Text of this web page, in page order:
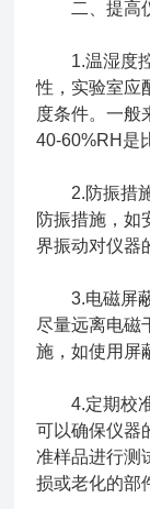
二、提高仪
1.温湿度控
性，实验室应
度条件。一般
40-60%RH是
2.防振措施
防振措施，如
界振动对仪器
3.电磁屏蔽
尽量远离电磁
施，如使用屏
4.定期校准
可以确保仪器
准样品进行测
损或老化的部